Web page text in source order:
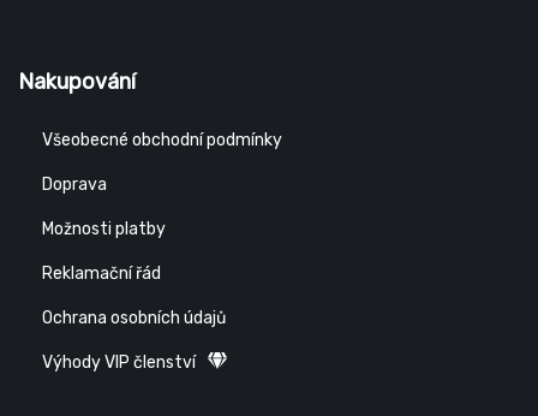
Nakupování
Všeobecné obchodní podmínky
Doprava
Možnosti platby
Reklamační řád
Ochrana osobních údajů
Výhody VIP členství